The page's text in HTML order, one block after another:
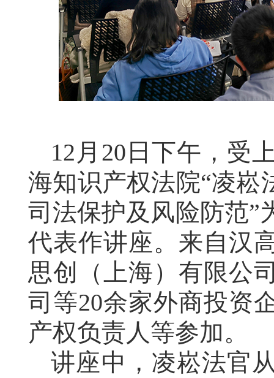
12月20日下午，受
海知识产权法院“凌崧
司法保护及风险防范”
代表作讲座。 来自汉
思创（上海）有限公
司等20余家外商投资
产权负责人等参加。
讲座中， 凌崧法官